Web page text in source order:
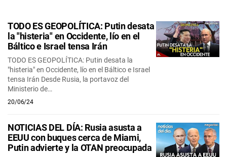
TODO ES GEOPOLÍTICA: Putin desata
la "histeria" en Occidente, lío en el
Báltico e Israel tensa Irán
TODO ES GEOPOLÍTICA: Putin desata la
"histeria" en Occidente, lío en el Báltico e Israel
tensa Irán Desde Rusia, la portavoz del
Ministerio de…
20/06/24
NOTICIAS DEL DÍA: Rusia asusta a
EEUU con buques cerca de Miami,
Putin advierte y la OTAN preocupada